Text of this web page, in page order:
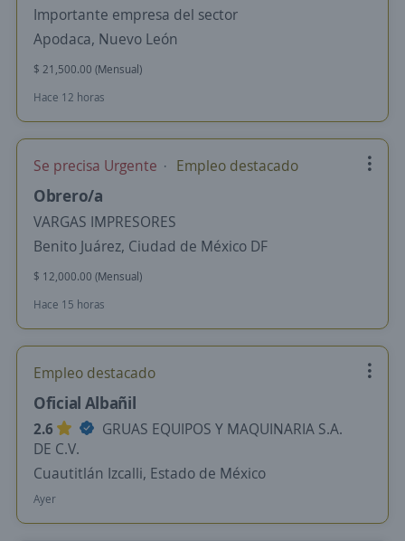
Importante empresa del sector
Apodaca, Nuevo León
$ 21,500.00 (Mensual)
Hace 12 horas
Se precisa Urgente Empleo destacado
Obrero/a
VARGAS IMPRESORES
Benito Juárez, Ciudad de México DF
$ 12,000.00 (Mensual)
Hace 15 horas
Empleo destacado
Oficial Albañil
2.6
GRUAS EQUIPOS Y MAQUINARIA S.A.
DE C.V.
Cuautitlán Izcalli, Estado de México
Ayer